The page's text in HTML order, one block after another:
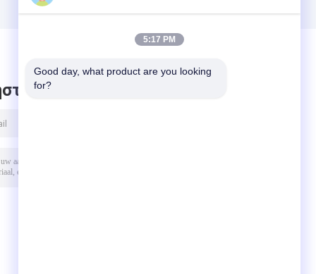
μήνυμα
5:17 PM
Good day, what product are you looking
for?